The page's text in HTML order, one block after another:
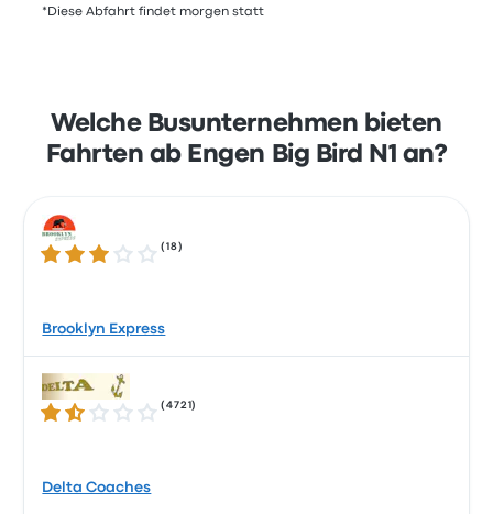
*Diese Abfahrt findet morgen statt
Welche Busunternehmen bieten
Fahrten ab Engen Big Bird N1 an?
3.2 von 5 Sternen
(18 )
Brooklyn Express
1.7 von 5 Sternen
(4721 )
Delta Coaches